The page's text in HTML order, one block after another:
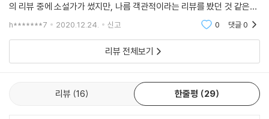
영국인들이 흠모하는 위대한 군주 앨프레드 대왕이 목동의 아내에게 조롱
을 당하게 된 사연, 왕실 연회장에서 일개 강도의 손에 살해당한 에드먼드
1세의 비극, 죽은 뒤 시신이 세 번이나 버려지고 방치된 윌리엄 1세의 기막
힌 사연, 한심한 왕 찰스 1세를 칭송한 책이 1만 2천 권이나 출간된 아이러
의 리뷰 중에 소설가가 썼지만, 나름 객관적이라는 리뷰를 봤던 것 같은데,
정말로 중립적으로 영국사를 다뤘다는 느낌이 들었다. 간단하게 다뤄서 조
h*******7 2020.12.24. 신고 0 댓글0
리뷰 전체보기
리뷰 16 한줄평 29